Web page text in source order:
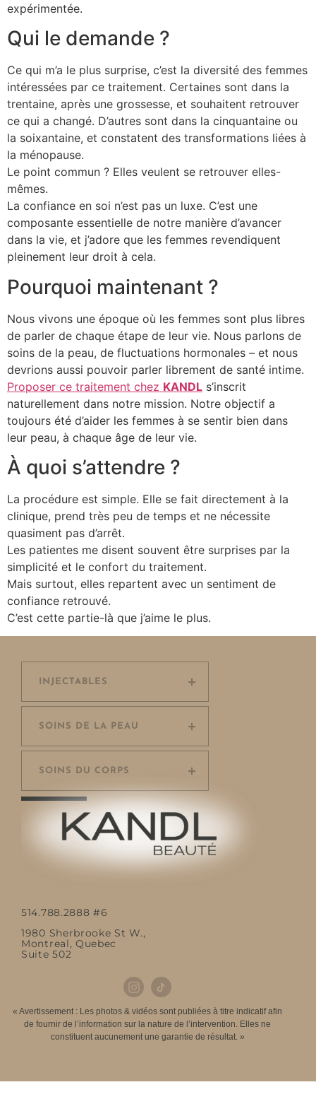
expérimentée.
Qui le demande ?
Ce qui m’a le plus surprise, c’est la diversité des femmes
intéressées par ce traitement. Certaines sont dans la
trentaine, après une grossesse, et souhaitent retrouver
ce qui a changé. D’autres sont dans la cinquantaine ou
la soixantaine, et constatent des transformations liées à
la ménopause.
Le point commun ? Elles veulent se retrouver elles-
mêmes.
La confiance en soi n’est pas un luxe. C’est une
composante essentielle de notre manière d’avancer
dans la vie, et j’adore que les femmes revendiquent
pleinement leur droit à cela.
Pourquoi maintenant ?
Nous vivons une époque où les femmes sont plus libres
de parler de chaque étape de leur vie. Nous parlons de
soins de la peau, de fluctuations hormonales – et nous
devrions aussi pouvoir parler librement de santé intime.
Proposer ce traitement chez KANDL s’inscrit
naturellement dans notre mission. Notre objectif a
toujours été d’aider les femmes à se sentir bien dans
leur peau, à chaque âge de leur vie.
À quoi s’attendre ?
La procédure est simple. Elle se fait directement à la
clinique, prend très peu de temps et ne nécessite
quasiment pas d’arrêt.
Les patientes me disent souvent être surprises par la
simplicité et le confort du traitement.
Mais surtout, elles repartent avec un sentiment de
confiance retrouvé.
C’est cette partie-là que j’aime le plus.
INJECTABLES
SOINS DE LA PEAU
SOINS DU CORPS
514.788.2888 #6
1980 Sherbrooke St W.,
Montreal, Quebec
Suite 502
« Avertissement : Les photos & vidéos sont publiées à titre indicatif afin
de fournir de l’information sur la nature de l’intervention. Elles ne
constituent aucunement une garantie de résultat. »